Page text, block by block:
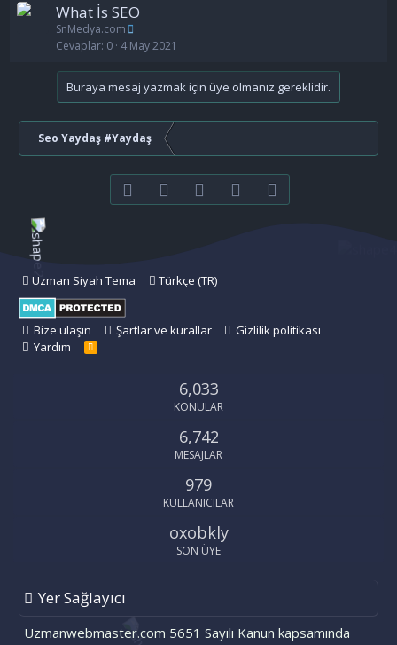
What İs SEO
SnMedya.com
Cevaplar 0 4 May 2021
Buraya mesaj yazmak için üye olmanız gereklidir.
Seo Yaydaş #Yaydaş
FacebookTwitter youtubeBize ulaşın
Uzman Siyah Tema Türkçe (TR)
Bize ulaşın Şartlar ve kurallar
Gizlilik politikası
Yardım
R
6,033
KONULAR
6,742
MESAJLAR
979
KULLANICILAR
oxobkly
SON ÜYE
Yer Sağlayıcı
Uzmanwebmaster.com 5651 Sayılı Kanun kapsamında